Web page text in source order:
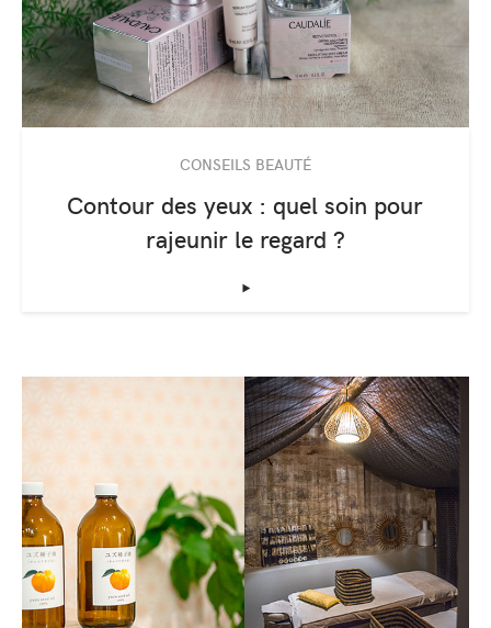
CONSEILS BEAUTÉ
Contour des yeux : quel soin pour
rajeunir le regard ?
‣